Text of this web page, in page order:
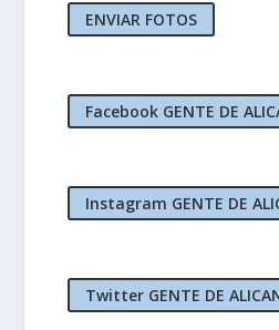
ENVIAR FOTOS
Facebook GENTE DE
Instagram GENTE DE
Twitter GENTE DE